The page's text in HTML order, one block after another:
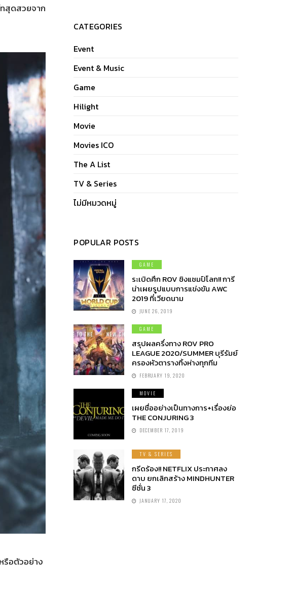
ทสุดสวยจาก
รือตัวอย่าง
CATEGORIES
Event
Event & Music
Game
Hilight
Movie
Movies ICO
The A List
TV & Series
ไม่มีหมวดหมู่
POPULAR POSTS
GAME
ระเบิดศึก ROV ชิงแชมป์โลก!! การี
น่าเผยรูปแบบการแข่งขัน AWC
2019 ที่เวียดนาม
JUNE 26, 2019
GAME
สรุปผลครึ่งทาง ROV PRO
LEAGUE 2020/SUMMER บุรีรัมย์
ครองหัวตารางทิ้งห่างทุกทีม
FEBRUARY 19, 2020
MOVIE
เผยชื่ออย่างเป็นทางการ+เรื่องย่อ
THE CONJURING 3
DECEMBER 17, 2019
TV & SERIES
กรีดร้อง!! NETFLIX ประกาศลง
ดาบ ยกเลิกสร้าง MINDHUNTER
ซีซั่น 3
JANUARY 17, 2020